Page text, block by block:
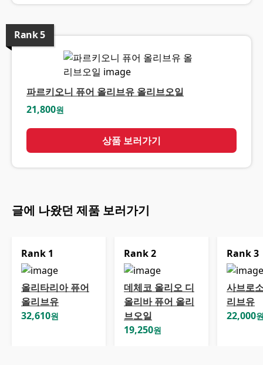
Rank5
파르키오니 퓨어 올리브유 올리브오일
21,800원
상품 보러가기
글에 나왔던 제품 보러가기
Rank 1
올리타리아 퓨어
올리브유
32,610원
Rank2
데체코 올리오 디
올리바 퓨어 올리
브오일
19,250원
Rank3
사브로
리브유
22,000